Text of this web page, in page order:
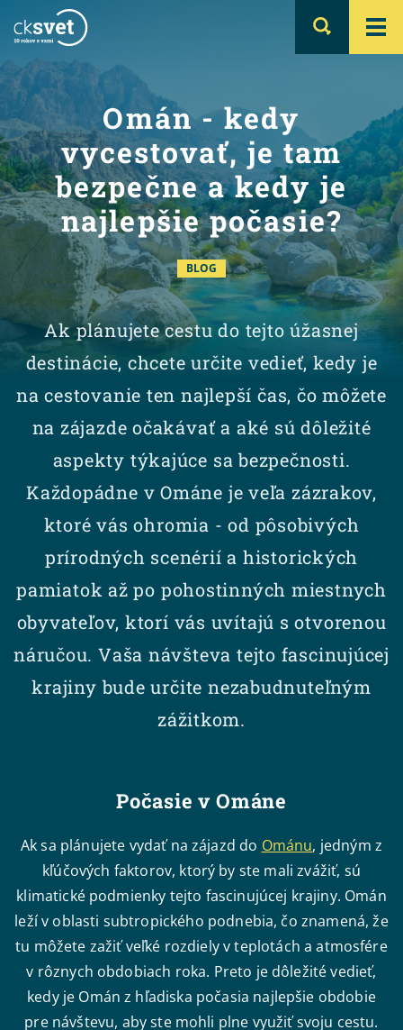
Omán - kedy
vycestovať, je tam
bezpečne a kedy je
najlepšie počasie?
BLOG
Ak plánujete cestu do tejto úžasnej
destinácie, chcete určite vedieť, kedy je
na cestovanie ten najlepší čas, čo môžete
na zájazde očakávať a aké sú dôležité
aspekty týkajúce sa bezpečnosti.
Každopádne v Ománe je veľa zázrakov,
ktoré vás ohromia - od pôsobivých
prírodných scenérií a historických
pamiatok až po pohostinných miestnych
obyvateľov, ktorí vás uvítajú s otvorenou
náručou. Vaša návšteva tejto fascinujúcej
krajiny bude určite nezabudnuteľným
zážitkom.
Počasie v Ománe
Ak sa plánujete vydať na zájazd do Ománu, jedným z
kľúčových faktorov, ktorý by ste mali zvážiť, sú
klimatické podmienky tejto fascinujúcej krajiny. Omán
leží v oblasti subtropického podnebia, čo znamená, že
tu môžete zažiť veľké rozdiely v teplotách a atmosfére
v rôznych obdobiach roka. Preto je dôležité vedieť,
kedy je Omán z hľadiska počasia najlepšie obdobie
pre návštevu, aby ste mohli plne využiť svoju cestu.